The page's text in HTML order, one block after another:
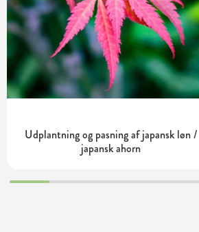
Udplantning og pasning af japansk løn /
japansk ahorn